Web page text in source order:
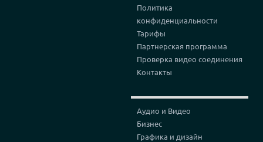
Политика
конфиденциальности
Тарифы
Партнерская программа
Проверка видео соединения
Контакты
Аудио и Видео
Бизнес
Графика и дизайн